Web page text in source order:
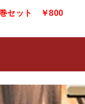
セット ￥800